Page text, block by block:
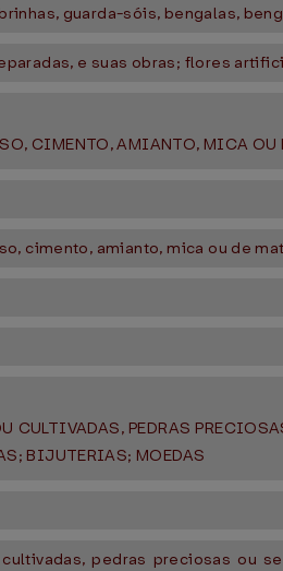
guarda-sóis, bengalas,
e suas obras; flores
CIMENTO, AMIANTO, MICA
cimento, amianto, mica ou de
CULTIVADAS, PEDRAS
BIJUTERIAS; MOEDAS
pedras preciosas ou